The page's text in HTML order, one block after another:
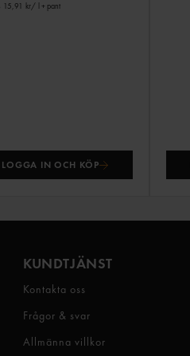
15,91 kr/ l + pant
LOGGA IN OCH KÖP
KUNDTJÄNST
Kontakta oss
Frågor & svar
Allmänna villkor